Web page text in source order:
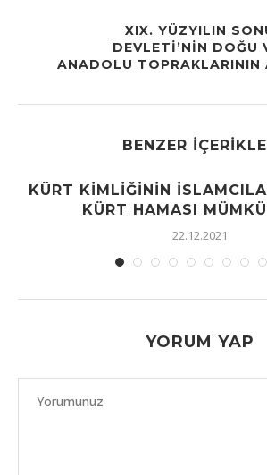
XIX. YÜZYILIN
DEVLETI’NIN DOĞU
ANADOLU TOPRAKLARININ
BENZER
KÜRT KIMLIĞININ
KÜRT HAMASI
22.12.2021
YORUM YAP